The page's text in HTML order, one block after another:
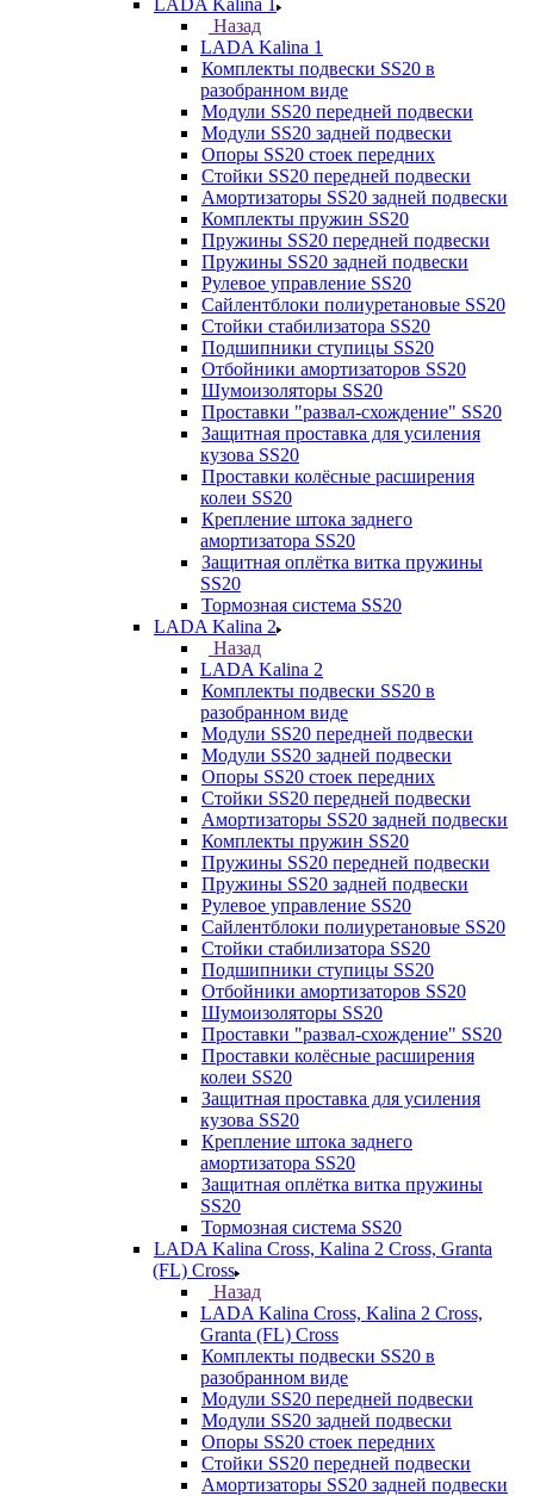
LADA Kalina 1
Назад
LADA Kalina 1
Комплекты подвески SS20 в
разобранном виде
Модули SS20 передней подвески
Модули SS20 задней подвески
Опоры SS20 стоек передних
Стойки SS20 передней подвески
Амортизаторы SS20 задней подвески
Комплекты пружин SS20
Пружины SS20 передней подвески
Пружины SS20 задней подвески
Рулевое управление SS20
Сайлентблоки полиуретановые SS20
Стойки стабилизатора SS20
Подшипники ступицы SS20
Отбойники амортизаторов SS20
Шумоизоляторы SS20
Проставки "развал-схождение" SS20
Защитная проставка для усиления
кузова SS20
Проставки колёсные расширения
колеи SS20
Крепление штока заднего
амортизатора SS20
Защитная оплётка витка пружины
SS20
Тормозная система SS20
LADA Kalina 2
Назад
LADA Kalina 2
Комплекты подвески SS20 в
разобранном виде
Модули SS20 передней подвески
Модули SS20 задней подвески
Опоры SS20 стоек передних
Стойки SS20 передней подвески
Амортизаторы SS20 задней подвески
Комплекты пружин SS20
Пружины SS20 передней подвески
Пружины SS20 задней подвески
Рулевое управление SS20
Сайлентблоки полиуретановые SS20
Стойки стабилизатора SS20
Подшипники ступицы SS20
Отбойники амортизаторов SS20
Шумоизоляторы SS20
Проставки "развал-схождение" SS20
Проставки колёсные расширения
колеи SS20
Защитная проставка для усиления
кузова SS20
Крепление штока заднего
амортизатора SS20
Защитная оплётка витка пружины
SS20
Тормозная система SS20
LADA Kalina Cross, Kalina 2 Cross, Granta
(FL) Cross
Назад
LADA Kalina Cross, Kalina 2 Cross,
Granta (FL) Cross
Комплекты подвески SS20 в
разобранном виде
Модули SS20 передней подвески
Модули SS20 задней подвески
Опоры SS20 стоек передних
Стойки SS20 передней подвески
Амортизаторы SS20 задней подвески